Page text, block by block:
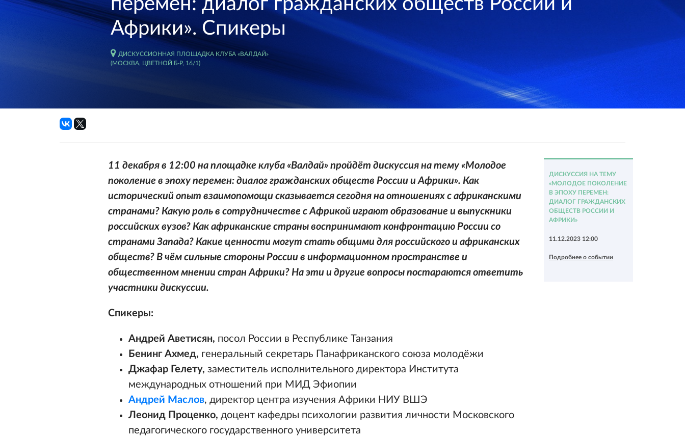
перемен: диалог гражданских обществ России и
Африки». Спикеры
ДИСКУССИОННАЯ ПЛОЩАДКА КЛУБА «ВАЛДАЙ»
(МОСКВА, ЦВЕТНОЙ Б-Р, 16/1)
11 декабря в 12:00 на площадке клуба «Валдай» пройдёт дискуссия на тему «Молодое
поколение в эпоху перемен: диалог гражданских обществ России и Африки». Как
исторический опыт взаимопомощи сказывается сегодня на отношениях с африканскими
странами? Какую роль в сотрудничестве с Африкой играют образование и выпускники
российских вузов? Как африканские страны воспринимают конфронтацию России со
странами Запада? Какие ценности могут стать общими для российского и африканских
обществ? В чём сильные стороны России в информационном пространстве и
общественном мнении стран Африки? На эти и другие вопросы постараются ответить
участники дискуссии.
Спикеры:
Андрей Аветисян, посол России в Республике Танзания
Бенинг Ахмед, генеральный секретарь Панафриканского союза молодёжи
Джафар Гелету, заместитель исполнительного директора Института
международных отношений при МИД Эфиопии
Андрей Маслов, директор центра изучения Африки НИУ ВШЭ
Леонид Проценко, доцент кафедры психологии развития личности Московского
педагогического государственного университета
ДИСКУССИЯ НА ТЕМУ
«МОЛОДОЕ ПОКОЛЕНИЕ
В ЭПОХУ ПЕРЕМЕН:
ДИАЛОГ ГРАЖДАНСКИХ
ОБЩЕСТВ РОССИИ И
АФРИКИ»
11.12.2023 12:00
Подробнее о событии